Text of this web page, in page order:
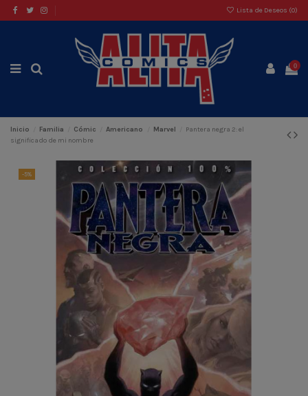
Lista de Deseos (0)
0
Inicio Familia Cómic Americano Marvel
Pantera negra 2: el
significado de mi nombre
-5%